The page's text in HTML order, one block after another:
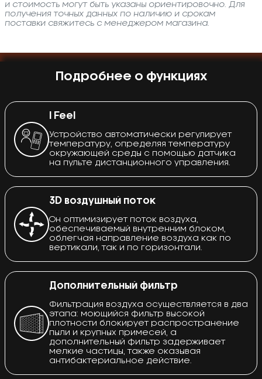
и стоимость могут быть указаны ориентировочно. Для
получения точных данных по наличию и срокам
поставки свяжитесь с менеджером магазина.
Подробнее о функциях
I Feel
Устройство автоматически регулирует
температуру, определяя температуру
окружающей среды с помощью датчика
на пульте дистанционного управления.
3D воздушный поток
Он оптимизирует поток воздуха,
обеспечиваемый внутренним блоком,
облегчая направление воздуха как по
вертикали, так и по горизонтали.
Дополнительный фильтр
Фильтрация воздуха осуществляется в два
этапа: моющийся фильтр высокой
плотности блокирует распространение
пыли и крупных примесей, а
дополнительный фильтр задерживает
мелкие частицы, также оказывая
антибактериальное действие.